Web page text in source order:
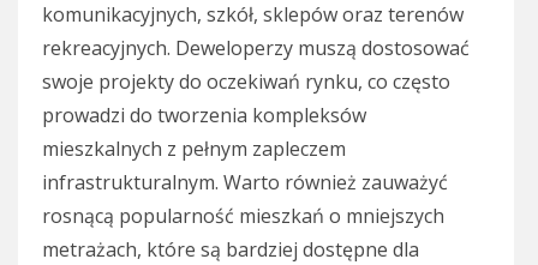
komunikacyjnych, szkół, sklepów oraz terenów
rekreacyjnych. Deweloperzy muszą dostosować
swoje projekty do oczekiwań rynku, co często
prowadzi do tworzenia kompleksów
mieszkalnych z pełnym zapleczem
infrastrukturalnym. Warto również zauważyć
rosnącą popularność mieszkań o mniejszych
metrażach, które są bardziej dostępne dla